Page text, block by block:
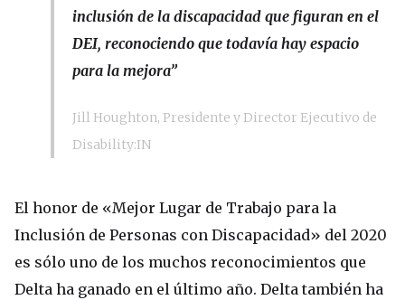
inclusión de la discapacidad que figuran en el
DEI, reconociendo que todavía hay espacio
para la mejora”
Jill Houghton, Presidente y Director Ejecutivo de
Disability:IN
El honor de «Mejor Lugar de Trabajo para la
Inclusión de Personas con Discapacidad» del 2020
es sólo uno de los muchos reconocimientos que
Delta ha ganado en el último año. Delta también ha